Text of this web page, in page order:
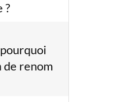
?
de renom